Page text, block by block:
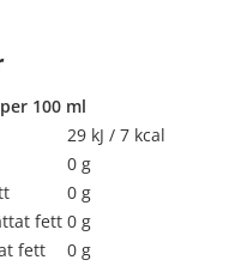
100 ml
29 kJ / 7 kcal
0 g
0 g
fett 0 g
fett
0 g